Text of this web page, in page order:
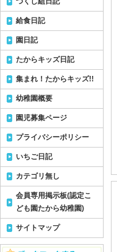
給食日記
園日記
たからキッズ日記
集まれ！たからキッズ!!
幼稚園概要
園児募集ページ
プライバシーポリシー
いちご日記
カテゴリ無し
会員専用掲示板(認定こ
ども園たから幼稚園)
サイトマップ